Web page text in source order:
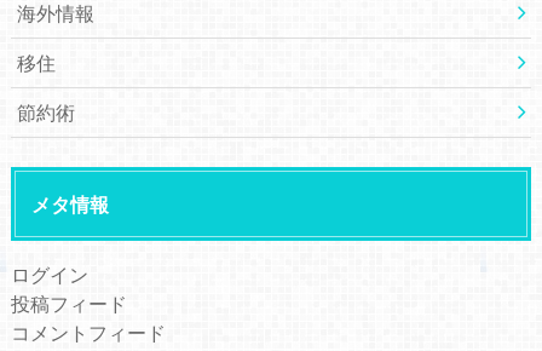
海外情報
移住
節約術
メタ情報
ログイン
投稿フィード
コメントフィード